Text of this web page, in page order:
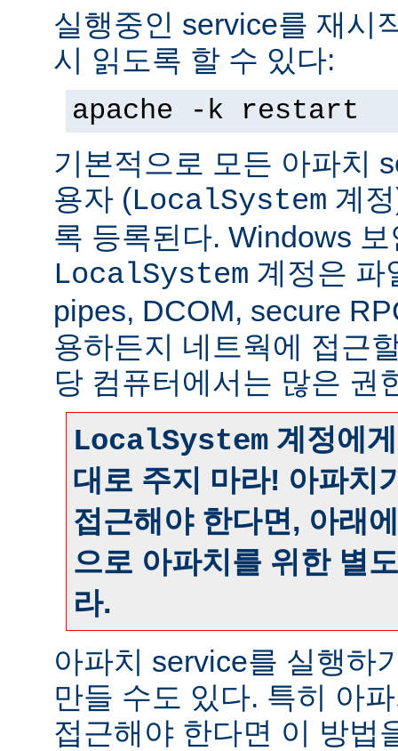
실행중인 service를 재시
시 읽도록 할 수 있다:
apache -k restart
기본적으로 모든 아파치
용자 (LocalSystem 계
록 등록된다. Windows
LocalSystem 계정은 파
pipes, DCOM, secure
용하든지 네트웍에 접근
당 컴퓨터에서는 많은 권
LocalSystem 계정에
대로 주지 마라! 아파치
접근해야 한다면, 아래
으로 아파치를 위한 별
라.
아파치 service를 실행하
만들 수도 있다. 특히 아
접근해야 한다면 이 방법